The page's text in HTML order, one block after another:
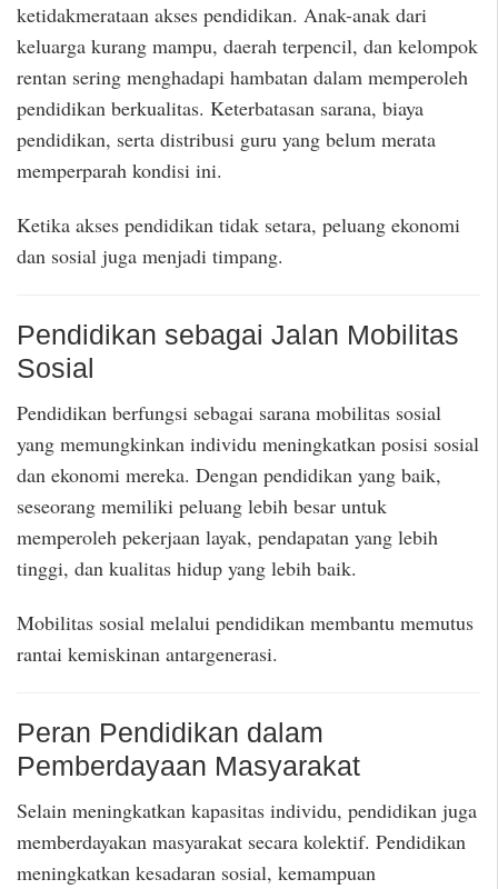
ketidakmerataan akses pendidikan. Anak-anak dari
keluarga kurang mampu, daerah terpencil, dan kelompok
rentan sering menghadapi hambatan dalam memperoleh
pendidikan berkualitas. Keterbatasan sarana, biaya
pendidikan, serta distribusi guru yang belum merata
memperparah kondisi ini.
Ketika akses pendidikan tidak setara, peluang ekonomi
dan sosial juga menjadi timpang.
Pendidikan sebagai Jalan Mobilitas
Sosial
Pendidikan berfungsi sebagai sarana mobilitas sosial
yang memungkinkan individu meningkatkan posisi sosial
dan ekonomi mereka. Dengan pendidikan yang baik,
seseorang memiliki peluang lebih besar untuk
memperoleh pekerjaan layak, pendapatan yang lebih
tinggi, dan kualitas hidup yang lebih baik.
Mobilitas sosial melalui pendidikan membantu memutus
rantai kemiskinan antargenerasi.
Peran Pendidikan dalam
Pemberdayaan Masyarakat
Selain meningkatkan kapasitas individu, pendidikan juga
memberdayakan masyarakat secara kolektif. Pendidikan
meningkatkan kesadaran sosial, kemampuan